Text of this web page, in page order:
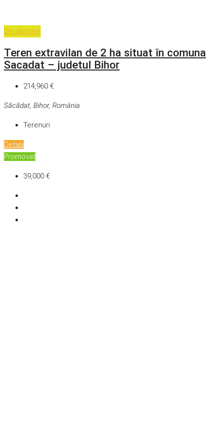
De vânzare
Teren extravilan de 2 ha situat în comuna
Sacadat – judetul Bihor
214,960 €
Săcădat, Bihor, România
Terenuri
Detalii
Promovat
39,000 €